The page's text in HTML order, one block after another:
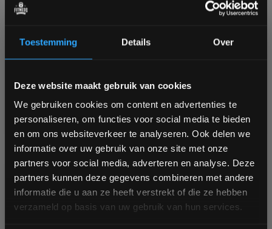
Toestemming Details Over
Deze website maakt gebruik van cookies
We gebruiken cookies om content en advertenties te
personaliseren, om functies voor social media te bieden
en om ons websiteverkeer te analyseren. Ook delen we
informatie over uw gebruik van onze site met onze
partners voor social media, adverteren en analyse. Deze
partners kunnen deze gegevens combineren met andere
informatie die u aan ze heeft verstrekt of die ze hebben
verzameld op basis van uw gebruik van hun services.
Groter worden en spiergroei
moeten aanpassen om de brandstof te leveren welke je
lichaam n...
Artikel verder lezen
Pagina1van 1
afvallen airbike airdyne assault bodybuilding
buikspieren trainen
Bam! 5% korting op je volgende
bestelling
Schrijf je in voor onze nieuwsbrief om op de hoogte te
blijven over onze nieuwe producten, deals en meer
interessante info. Ontvang 5% korting op je eerstvolgende
aankoop! 😀